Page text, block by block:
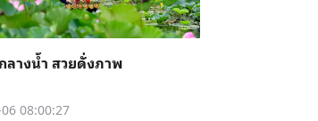
ลางน้ำ สวยดั่งภาพ
08:00:27